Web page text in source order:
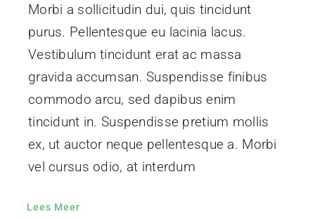
Morbi a sollicitudin dui, quis tincidunt
purus. Pellentesque eu lacinia lacus.
Vestibulum tincidunt erat ac massa
gravida accumsan. Suspendisse finibus
commodo arcu, sed dapibus enim
tincidunt in. Suspendisse pretium mollis
ex, ut auctor neque pellentesque a. Morbi
vel cursus odio, at interdum
Lees Meer